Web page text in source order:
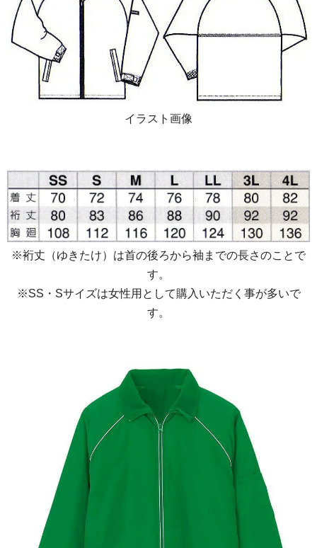
イラスト画像
※裄丈（ゆきたけ）は首の後ろから袖までの長さのことで
す。
※SS・Sサイズは女性用として購入いただく事が多いで
す。